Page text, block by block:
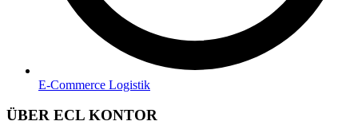
E-Commerce Logistik
ÜBER ECL KONTOR